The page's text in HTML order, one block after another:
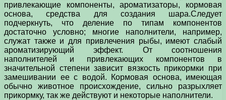
привлекающие компоненты, ароматизаторы, кормовая
основа, средства для создания шара.Следует
подчеркнуть, что деление по типам компонентов
достаточно условно; многие наполнители, например,
служат также и для привлечения рыбы, имеют слабый
ароматизирующий эффект. От соотношения
наполнителей и привлекающих компонентов в
значительной степени зависит вязкость прикормки при
замешивании ее с водой. Кормовая основа, имеющая
обычно животное происхождение, сильно разрыхляет
прикормку, так же действуют и некоторые наполнители.